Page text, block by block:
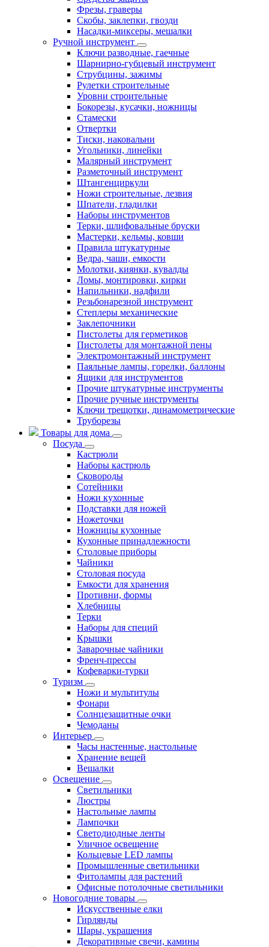
Фрезы, граверы
Скобы, заклепки, гвозди
Насадки-миксеры, мешалки
Ручной инструмент
Ключи разводные, гаечные
Шарнирно-губцевый инструмент
Струбцины, зажимы
Рулетки строительные
Уровни строительные
Бокорезы, кусачки, ножницы
Стамески
Отвертки
Тиски, наковальни
Угольники, линейки
Малярный инструмент
Разметочный инструмент
Штангенциркули
Ножи строительные, лезвия
Шпатели, гладилки
Наборы инструментов
Терки, шлифовальные бруски
Мастерки, кельмы, ковши
Правила штукатурные
Ведра, чаши, емкости
Молотки, киянки, кувалды
Ломы, монтировки, кирки
Напильники, надфили
Резьбонарезной инструмент
Степлеры механические
Заклепочники
Пистолеты для герметиков
Пистолеты для монтажной пены
Электромонтажный инструмент
Паяльные лампы, горелки, баллоны
Ящики для инструментов
Прочие штукатурные инструменты
Прочие ручные инструменты
Ключи трещотки, динамометрические
Труборезы
Товары для дома
Посуда
Кастрюли
Наборы кастрюль
Сковороды
Сотейники
Ножи кухонные
Подставки для ножей
Ножеточки
Ножницы кухонные
Кухонные принадлежности
Столовые приборы
Чайники
Столовая посуда
Емкости для хранения
Противни, формы
Хлебницы
Терки
Наборы для специй
Крышки
Заварочные чайники
Френч-прессы
Кофеварки-турки
Туризм
Ножи и мультитулы
Фонари
Солнцезащитные очки
Чемоданы
Интерьер
Часы настенные, настольные
Хранение вещей
Вешалки
Освещение
Светильники
Люстры
Настольные лампы
Лампочки
Светодиодные ленты
Уличное освещение
Кольцевые LED лампы
Промышленные светильники
Фитолампы для растений
Офисные потолочные светильники
Новогодние товары
Искусственные елки
Гирлянды
Шары, украшения
Декоративные свечи, камины